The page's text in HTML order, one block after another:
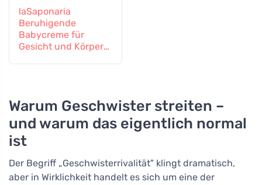
laSaponaria
Beruhigende
Babycreme für
Gesicht und Körper
Warum Geschwister streiten –
und warum das eigentlich normal
ist
Der Begriff „Geschwisterrivalität" klingt dramatisch,
aber in Wirklichkeit handelt es sich um eine der